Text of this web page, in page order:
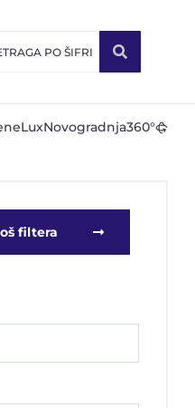
LuxNovogradnja360°
filtera